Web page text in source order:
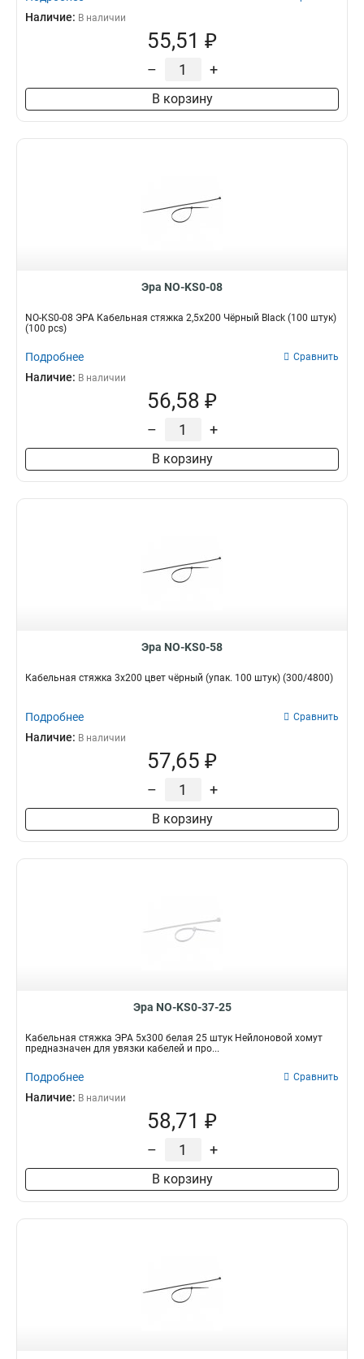
Наличие: В наличии
55,51 ₽
– +
В корзину
Эра NO-KS0-08
NO-KS0-08 ЭРА Кабельная стяжка 2,5х200 Чёрный Black (100 штук)
(100 pcs)
Подробнее Сравнить
Наличие: В наличии
56,58 ₽
– +
В корзину
Эра NO-KS0-58
Кабельная стяжка 3x200 цвет чёрный (упак. 100 штук) (300/4800)
Подробнее Сравнить
Наличие: В наличии
57,65 ₽
– +
В корзину
Эра NO-KS0-37-25
Кабельная стяжка ЭРА 5x300 белая 25 штук Нейлоновой хомут
предназначен для увязки кабелей и про...
Подробнее Сравнить
Наличие: В наличии
58,71 ₽
– +
В корзину